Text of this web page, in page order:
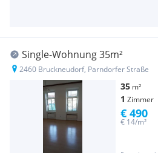
Single-Wohnung 35m²
2460 Bruckneudorf, Parndorfer Straße
35 m²
1 Zimmer
€ 14/m²
€ 490